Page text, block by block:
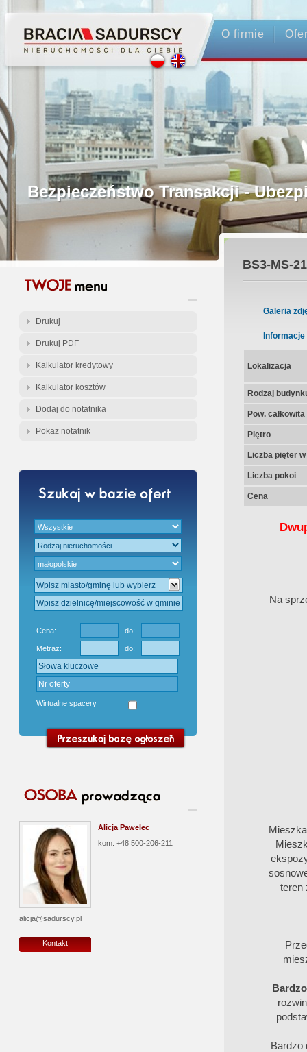
O firmie
Profesjonalne Pośrednictwo
Bezpieczeństwo Transakcji -
Licencjonowani Pośrednicy
Gwarancja Zwrotu Zadatku
Gratis - Przedwstępna Umowa
Drukuj
Drukuj PDF
Kalkulator kredytowy
Kalkulator kosztów
Dodaj do notatnika
Pokaż notatnik
Cena: do:
Metraż: do:
Wirtualne spacery
Alicja Pawelec
kom: +48 500-206-211
alicja@sadurscy.pl
Kontakt
BS3-MS-
Galeria
Informacje
Lokalizacja
Rodzaj
Pow.
Piętro
Liczba pięter
Liczba pokoi
Cena
Na
teren
Bardzo